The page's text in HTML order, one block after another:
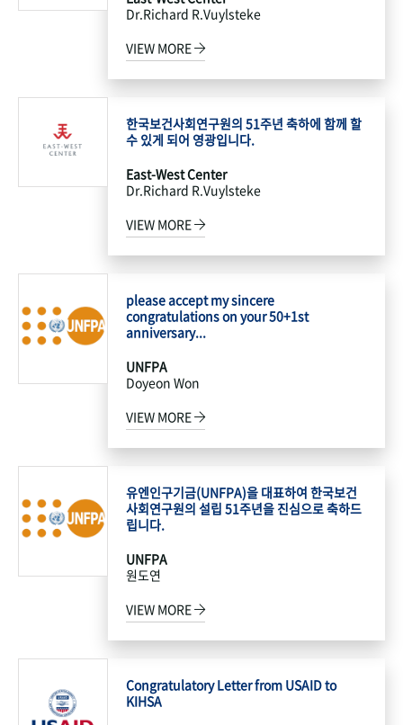
Dr.Richard R.Vuylsteke
VIEW MORE
한국보건사회연구원의 51주년 축하에 함께 할
수 있게 되어 영광입니다.
East-West Center
Dr.Richard R.Vuylsteke
VIEW MORE
please accept my sincere
congratulations on your 50+1st
anniversary...
UNFPA
Doyeon Won
VIEW MORE
유엔인구기금(UNFPA)을 대표하여 한국보건
사회연구원의 설립 51주년을 진심으로 축하드
립니다.
UNFPA
원도연
VIEW MORE
Congratulatory Letter from USAID to
KIHSA